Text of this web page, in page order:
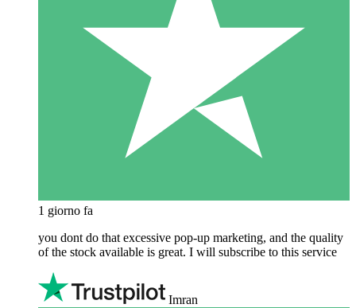
1 giorno fa
you dont do that excessive pop-up marketing, and the quality
of the stock available is great. I will subscribe to this service
Imran